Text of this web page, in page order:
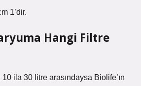
1’dir.
Hangi Filtre
ila 30 litre arasındaysa Biolife’ın